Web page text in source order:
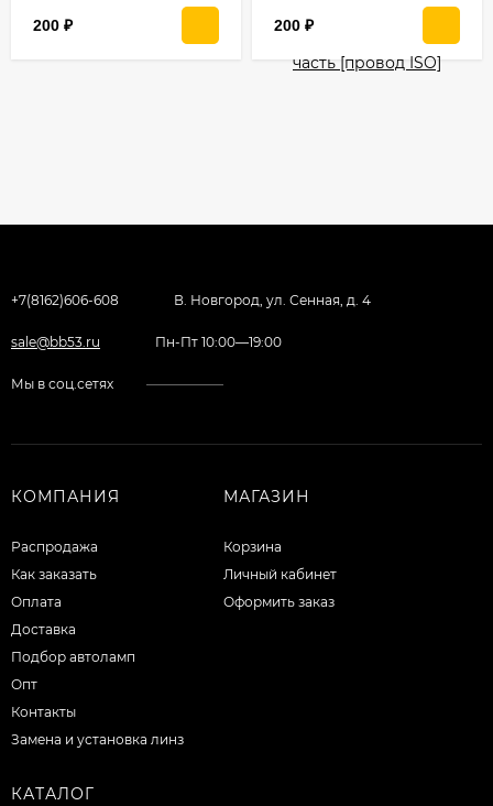
200 ₽ 200 ₽
+7(8162)606-608 В. Новгород, ул. Сенная, д. 4
sale@bb53.ru Пн-Пт 10:00—19:00
Мы в соц.сетях
КОМПАНИЯ
Распродажа
Как заказать
Оплата
Доставка
Подбор автоламп
Опт
Контакты
Замена и установка линз
МАГАЗИН
Корзина
Личный кабинет
Оформить заказ
КАТАЛОГ